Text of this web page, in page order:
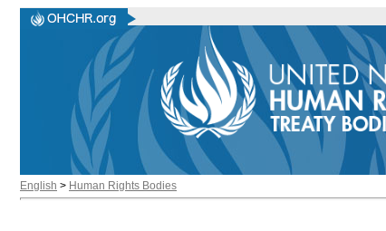
English > Human Rights Bodies